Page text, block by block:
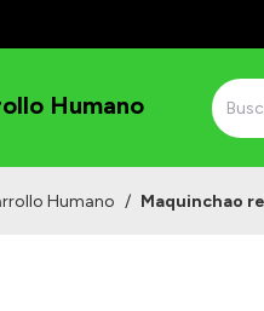
Humano
Humano / Maquinchao